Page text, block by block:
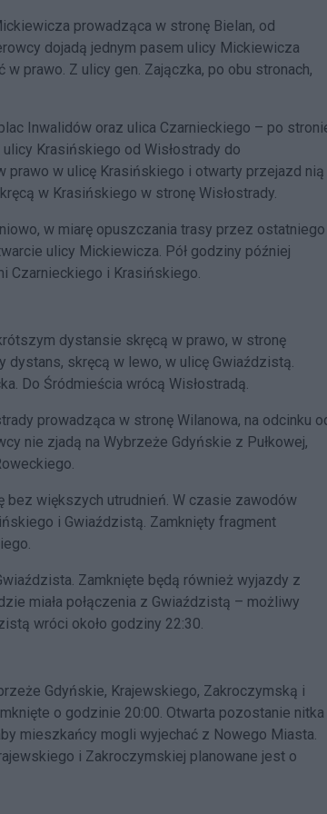
prowadząca w stronę Bielan, od
dojadą jednym pasem ulicy Mickiewicza
prawo. Z ulicy gen. Zajączka, po obu stronach,
Inwalidów oraz ulica Czarnieckiego – po
Krasińskiego od Wisłostrady do
prawo w ulicę Krasińskiego i otwarty przejazd nią
w Krasińskiego w stronę Wisłostrady.
w miarę opuszczania trasy przez ostatniego
ulicy Mickiewicza. Pół godziny później
Czarnieckiego i Krasińskiego.
dystansie skręcą w prawo, w stronę
dystans, skręcą w lewo, w ulicę Gwiaździstą.
Do Śródmieścia wrócą Wisłostradą.
prowadząca w stronę Wilanowa, na odcinku
nie zjadą na Wybrzeże Gdyńskie z Pułkowej,
bez większych utrudnień. W czasie zawodów
i Gwiaździstą. Zamknięty fragment
Zamknięte będą również wyjazdy z
miała połączenia z Gwiaździstą – możliwy
wróci około godziny 22:30.
Gdyńskie, Krajewskiego, Zakroczymską i
o godzinie 20:00. Otwarta pozostanie nitka
mieszkańcy mogli wyjechać z Nowego Miasta.
i Zakroczymskiej planowane jest o